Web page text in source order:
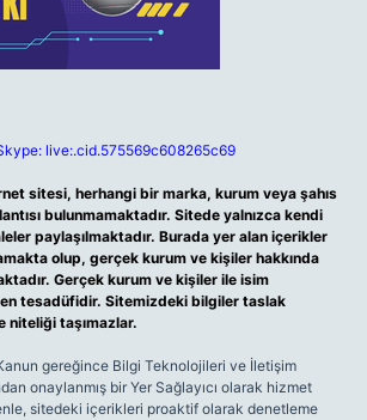
live:.cid.575569c608265c69
sitesi, herhangi bir marka, kurum veya şahıs
bulunmamaktadır. Sitede yalnızca kendi
paylaşılmaktadır. Burada yer alan içerikler
olup, gerçek kurum ve kişiler hakkında
Gerçek kurum ve kişiler ile isim
tesadüfidir. Sitemizdeki bilgiler taslak
niteliği taşımazlar.
gereğince Bilgi Teknolojileri ve İletişim
onaylanmış bir Yer Sağlayıcı olarak hizmet
sitedeki içerikleri proaktif olarak denetleme